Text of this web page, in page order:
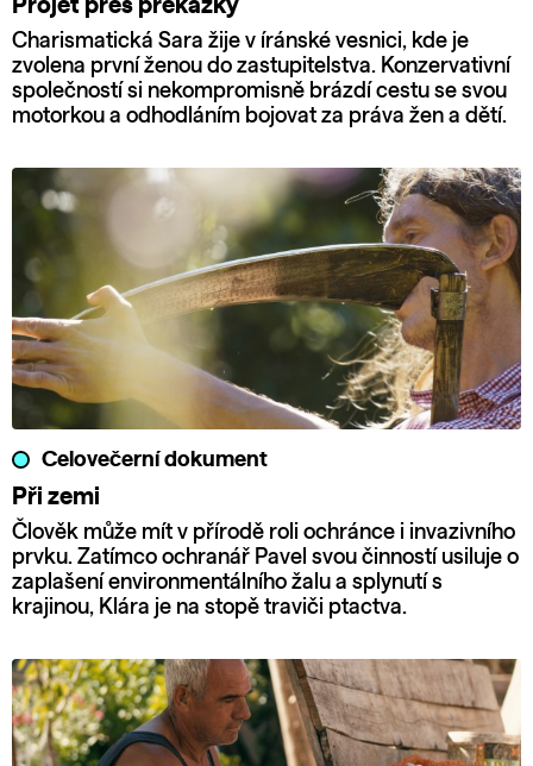
Projet přes překážky
Charismatická Sara žije v íránské vesnici, kde je
zvolena první ženou do zastupitelstva. Konzervativní
společností si nekompromisně brázdí cestu se svou
motorkou a odhodláním bojovat za práva žen a dětí.
Celovečerní dokument
Při zemi
Člověk může mít v přírodě roli ochránce i invazivního
prvku. Zatímco ochranář Pavel svou činností usiluje o
zaplašení environmentálního žalu a splynutí s
krajinou, Klára je na stopě traviči ptactva.